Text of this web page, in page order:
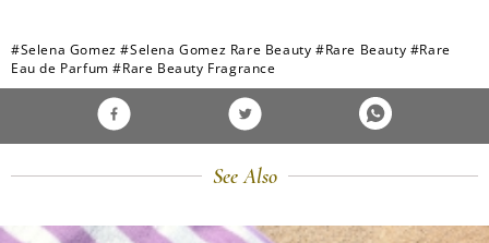
#Selena Gomez #Selena Gomez Rare Beauty #Rare Beauty #Rare
Eau de Parfum #Rare Beauty Fragrance
See Also